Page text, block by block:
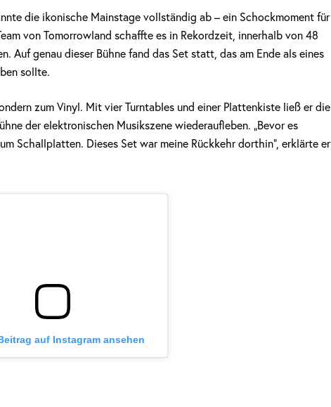
die ikonische Mainstage vollständig ab – ein Schockmoment für
von Tomorrowland schaffte es in Rekordzeit, innerhalb von 48
Auf genau dieser Bühne fand das Set statt, das am Ende als eines
sollte.
zum Vinyl. Mit vier Turntables und einer Plattenkiste ließ er die
der elektronischen Musikszene wiederaufleben. „Bevor es
Schallplatten. Dieses Set war meine Rückkehr dorthin“, erklärte er
auf Instagram ansehen